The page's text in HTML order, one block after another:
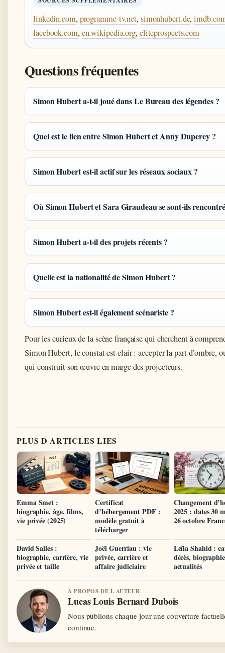
linkedin.com, programme-tv.net, simonhubert.de,
facebook.com, en.wikipedia.org, eliteprospects.com
Questions fréquentes
Simon Hubert a-t-il joué dans Le Bureau des légendes ?
Quel est le lien entre Simon Hubert et Anny Duperey ?
Simon Hubert est-il actif sur les réseaux sociaux ?
Où Simon Hubert et Sara Giraudeau se sont-ils
Simon Hubert a-t-il des projets récents ?
Quelle est la nationalité de Simon Hubert ?
Simon Hubert est-il également scénariste ?
Pour les curieux de la scène française qui cherchent à
Simon Hubert, le constat est clair : accepter la part d’ombre,
qui construit son œuvre en marge des projecteurs.
PLUS D ARTICLES LIES
Emma Smet :
biographie, âge, films,
vie privée (2025)
Certificat
d’hébergement PDF :
modèle gratuit à
télécharger
Changement
2025 : dates 30
26 octobre
David Salles :
biographie, carrière, vie
privée et taille
Joël Guerriau : vie
privée, carrière et
affaire judiciaire
Leïla Shahid :
décès,
actualités
A PROPOS DE L AUTEUR
Lucas Louis Bernard Dubois
Nous publions chaque jour une couverture
continue.